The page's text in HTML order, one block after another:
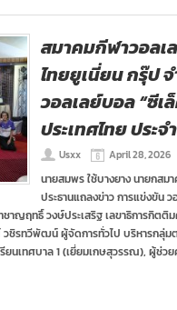
สมาคมกีฬาวอลเ
ไทยยูเนี่ยน กรุ๊ป
วอลเลย์บอล “ซีเ
ประเทศไทย ประจ
Usxx April 28, 2026
นายสมพร ใช้บางยาง นายกสม
ประธานแถลงข่าว การแข่งขัน
ชาญฤทธิ์ วงษ์ประเสริฐ เลขาธิการกิต
ชิรทวีพัฒน์ ผู้จัดการทั่วไป บริหารกลุ่ม
ยนเทศบาล 1 (เยี่ยมเกษสุวรรณ), ผู้ช่